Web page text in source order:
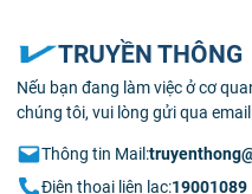
TRUYỀN THÔNG
Nếu bạn đang làm việc ở cơ
chúng tôi, vui lòng gửi qua
Thông tin Mail:
Điện thoại liên lạc:19001089